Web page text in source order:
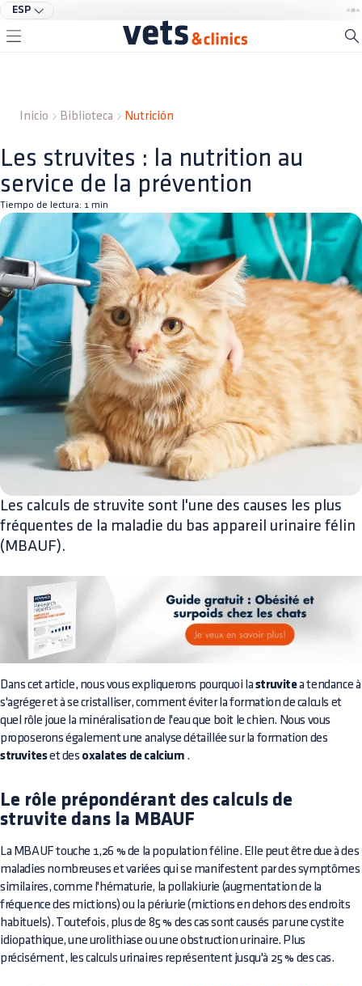
ESP
Inicio Biblioteca Nutrición
Les struvites : la nutrition au
service de la prévention
Tiempo de lectura: 1 min
Les calculs de struvite sont l'une des causes les plus
fréquentes de la maladie du bas appareil urinaire félin
(MBAUF).
Dans cet article, nous vous expliquerons pourquoi la struvitea tendance à
s'agréger et à se cristalliser, comment éviter la formation de calculs et
quel rôle joue la minéralisation de l'eau que boit le chien. Nous vous
proposerons également une analyse détaillée sur la formation des
struviteset des oxalates de calcium .
Le rôle prépondérant des calculs de
struvite dans la MBAUF
La MBAUF touche 1,26 % de la population féline. Elle peut être due à des
maladies nombreuses et variées qui se manifestent par des symptômes
similaires, comme l'hématurie, la pollakiurie (augmentation de la
fréquence des mictions) ou la périurie (mictions en dehors des endroits
habituels). Toutefois, plus de 85 % des cas sont causés par une cystite
idiopathique, une urolithiase ou une obstruction urinaire. Plus
précisément, les calculs urinaires représentent jusqu'à 25 % des cas.